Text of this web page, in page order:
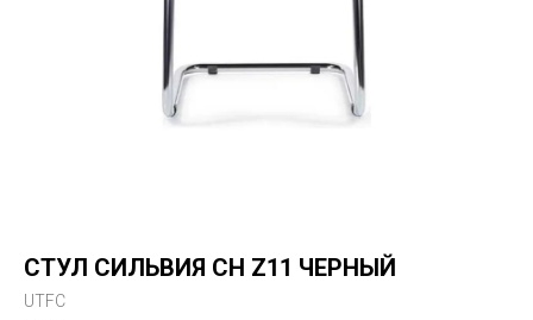
СТУЛ СИЛЬВИЯ CH Z11 ЧЕРНЫЙ
UTFC